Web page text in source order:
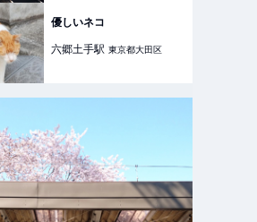
優しいネコ
六郷土手駅 東京都大田区